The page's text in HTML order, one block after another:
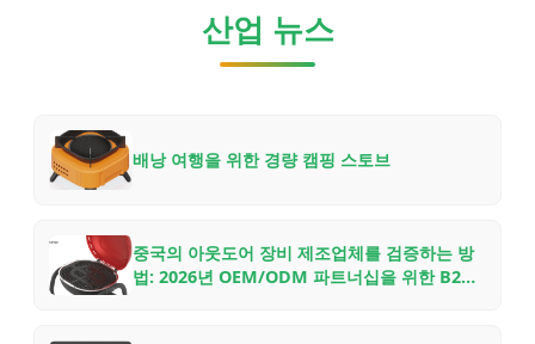
산업 뉴스
배낭 여행을 위한 경량 캠핑 스토브
중국의 아웃도어 장비 제조업체를 검증하는 방
법: 2026년 OEM/ODM 파트너십을 위한 B2B